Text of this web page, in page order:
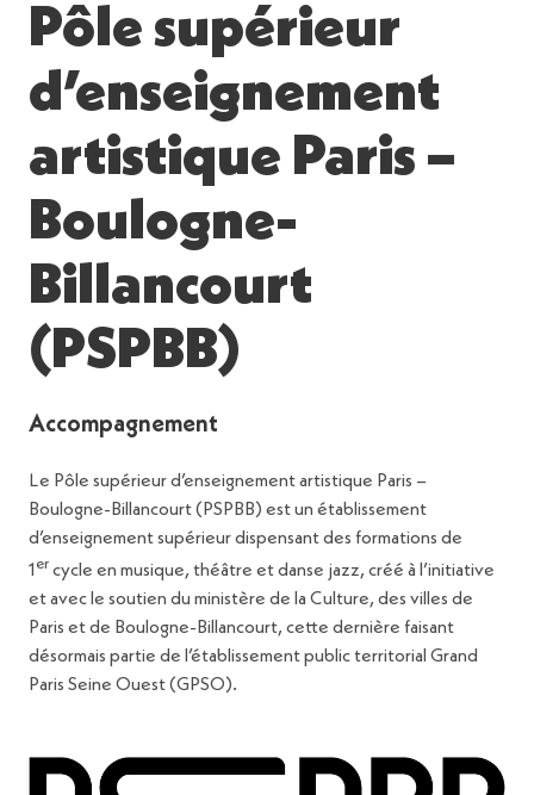
Pôle supérieur
d’enseignement
artistique Paris –
Boulogne-
Billancourt
(PSPBB)
Accompagnement
Le Pôle supérieur d’enseignement artistique Paris –
Boulogne-Billancourt (PSPBB) est un établissement
d’enseignement supérieur dispensant des formations de
1 er cycle en musique, théâtre et danse jazz, créé à l’initiative
et avec le soutien du ministère de la Culture, des villes de
Paris et de Boulogne-Billancourt, cette dernière faisant
désormais partie de l’établissement public territorial Grand
Paris Seine Ouest (GPSO).